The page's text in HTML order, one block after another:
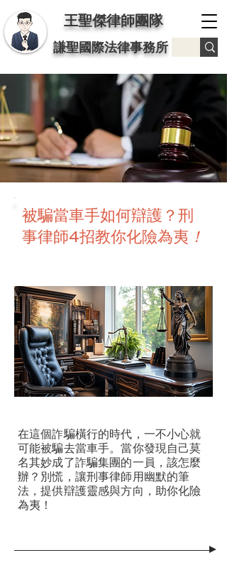
王聖傑律師團隊
謙聖國際法律事務所
被騙當車手如何辯護？刑
事律師4招教你化險為夷 ！
在這個詐騙橫行的時代，一不小心就
可能被騙去當車手。當你發現自己莫
名其妙成了詐騙集團的一員，該怎麼
辦？別慌，讓刑事律師用幽默的筆
法，提供辯護靈感與方向，助你化險
為夷！